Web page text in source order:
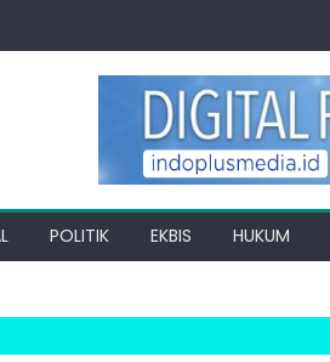
POLITIK EKBIS HUKUM